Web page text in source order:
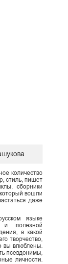
количество
стиль, пишет
сборники
который вошли
даже
языке
и полезной
в какой
творчество,
вы влюблены.
псевдонимы,
личности.